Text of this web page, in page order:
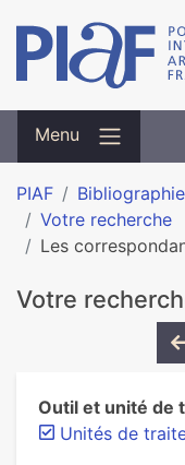
Menu
PIAF
Votre recherche
Les
Votre
Outil et unité de
Unités de